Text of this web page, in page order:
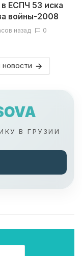
в ЕСПЧ 53 иска
войны-2008
назад 0
новости
В ГРУЗИИ